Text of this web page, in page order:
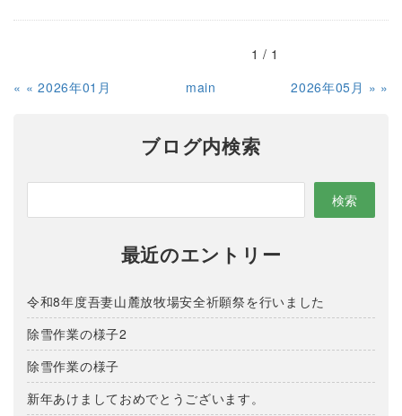
1 / 1
«2026年01月 main 2026年05月 »
ブログ内検索
最近のエントリー
令和8年度吾妻山麓放牧場安全祈願祭を行いました
除雪作業の様子2
除雪作業の様子
新年あけましておめでとうございます。